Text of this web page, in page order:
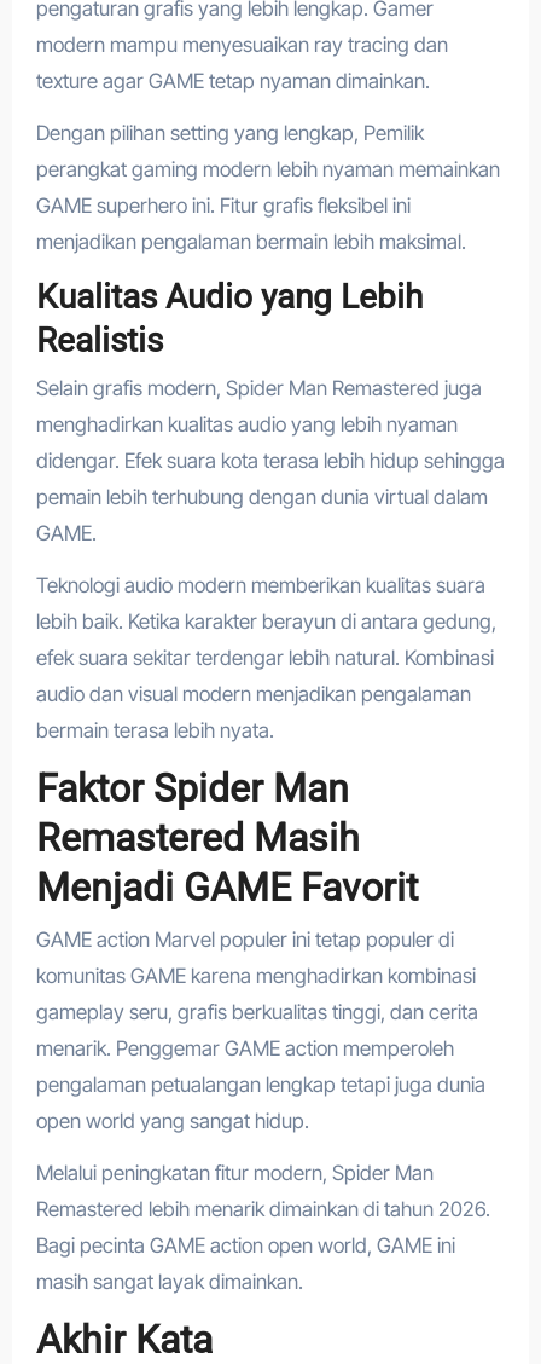
pengaturan grafis yang lebih lengkap. Gamer
modern mampu menyesuaikan ray tracing dan
texture agar GAME tetap nyaman dimainkan.
Dengan pilihan setting yang lengkap, Pemilik
perangkat gaming modern lebih nyaman memainkan
GAME superhero ini. Fitur grafis fleksibel ini
menjadikan pengalaman bermain lebih maksimal.
Kualitas Audio yang Lebih
Realistis
Selain grafis modern, Spider Man Remastered juga
menghadirkan kualitas audio yang lebih nyaman
didengar. Efek suara kota terasa lebih hidup sehingga
pemain lebih terhubung dengan dunia virtual dalam
GAME.
Teknologi audio modern memberikan kualitas suara
lebih baik. Ketika karakter berayun di antara gedung,
efek suara sekitar terdengar lebih natural. Kombinasi
audio dan visual modern menjadikan pengalaman
bermain terasa lebih nyata.
Faktor Spider Man
Remastered Masih
Menjadi GAME Favorit
GAME action Marvel populer ini tetap populer di
komunitas GAME karena menghadirkan kombinasi
gameplay seru, grafis berkualitas tinggi, dan cerita
menarik. Penggemar GAME action memperoleh
pengalaman petualangan lengkap tetapi juga dunia
open world yang sangat hidup.
Melalui peningkatan fitur modern, Spider Man
Remastered lebih menarik dimainkan di tahun 2026.
Bagi pecinta GAME action open world, GAME ini
masih sangat layak dimainkan.
Akhir Kata